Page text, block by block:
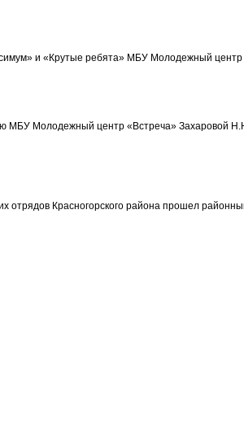
и «Крутые ребята» МБУ Молодежный центр
МБУ Молодежный центр «Встреча» Захаровой
отрядов Красногорского района прошел